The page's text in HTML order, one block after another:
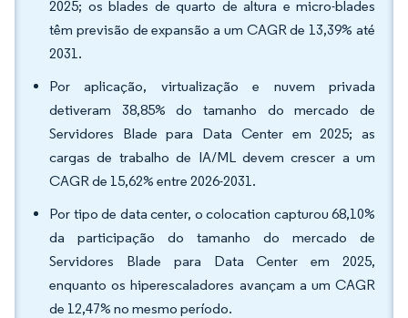
2025; os blades de quarto de altura e micro-blades
têm previsão de expansão a um CAGR de 13,39% até
2031.
Por aplicação, virtualização e nuvem privada
detiveram 38,85% do tamanho do mercado de
Servidores Blade para Data Center em 2025; as
cargas de trabalho de IA/ML devem crescer a um
CAGR de 15,62% entre 2026-2031.
Por tipo de data center, o colocation capturou 68,10%
da participação do tamanho do mercado de
Servidores Blade para Data Center em 2025,
enquanto os hiperescaladores avançam a um CAGR
de 12,47% no mesmo período.